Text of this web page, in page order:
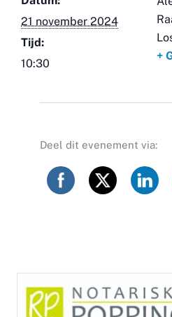
21 november 2024
Tijd:
10:30
+
Deel dit evenement via: